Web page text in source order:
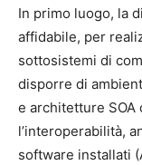
In primo luogo, la
affidabile, per
sottosistemi di
disporre di
e architetture
l’interoperabilità,
software installati